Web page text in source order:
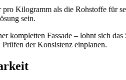
Kilogramm als die Rohstoffe für
sein.
kompletten Fassade – lohnt sich
der Konsistenz einplanen.